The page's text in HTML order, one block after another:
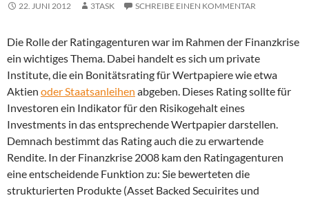
22. JUNI 2012 3TASK SCHREIBE EINEN KOMMENTAR
Die Rolle der Ratingagenturen war im Rahmen der Finanzkrise
ein wichtiges Thema. Dabei handelt es sich um private
Institute, die ein Bonitätsrating für Wertpapiere wie etwa
Aktien oder Staatsanleihen abgeben. Dieses Rating sollte für
Investoren ein Indikator für den Risikogehalt eines
Investments in das entsprechende Wertpapier darstellen.
Demnach bestimmt das Rating auch die zu erwartende
Rendite. In der Finanzkrise 2008 kam den Ratingagenturen
eine entscheidende Funktion zu: Sie bewerteten die
strukturierten Produkte (Asset Backed Secuirites und